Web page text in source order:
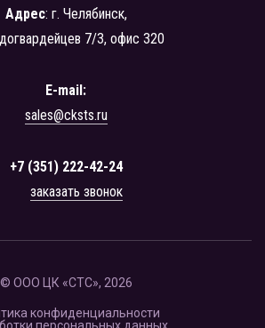
Адрес: г. Челябинск,
7/3, офис 320
E-mail:
sales@cksts.ru
+7 (351) 222-42-24
заказать звонок
© ООО ЦК «СТС», 2026
конфиденциальности